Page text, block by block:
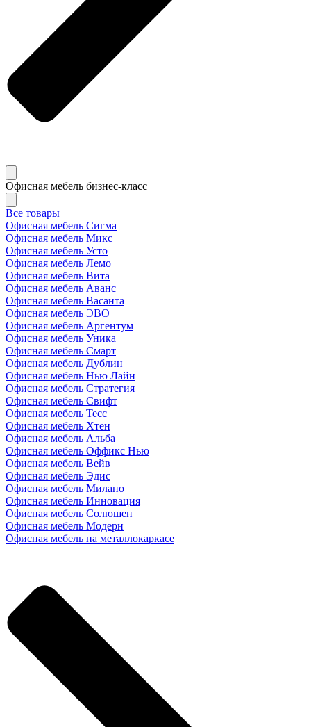
Офисная мебель бизнес-класс
Все товары
Офисная мебель Сигма
Офисная мебель Микс
Офисная мебель Усто
Офисная мебель Лемо
Офисная мебель Вита
Офисная мебель Аванс
Офисная мебель Васанта
Офисная мебель ЭВО
Офисная мебель Аргентум
Офисная мебель Уника
Офисная мебель Смарт
Офисная мебель Дублин
Офисная мебель Нью Лайн
Офисная мебель Стратегия
Офисная мебель Свифт
Офисная мебель Тесс
Офисная мебель Хтен
Офисная мебель Альба
Офисная мебель Оффикс Нью
Офисная мебель Вейв
Офисная мебель Эдис
Офисная мебель Милано
Офисная мебель Инновация
Офисная мебель Солюшен
Офисная мебель Модерн
Офисная мебель на металлокаркасе